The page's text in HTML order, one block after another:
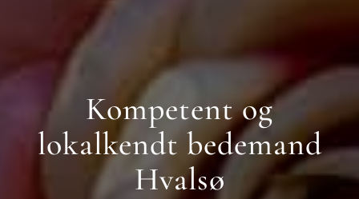
Kompetent og
lokalkendt bedemand
Hvalsø